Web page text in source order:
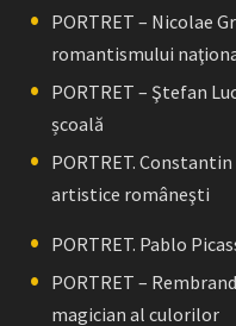
PORTRET – Nicolae
romantismului
PORTRET – Ştefan
școală
PORTRET.
artistice româneşti
PORTRET. Pablo
PORTRET –
magician al culorilor